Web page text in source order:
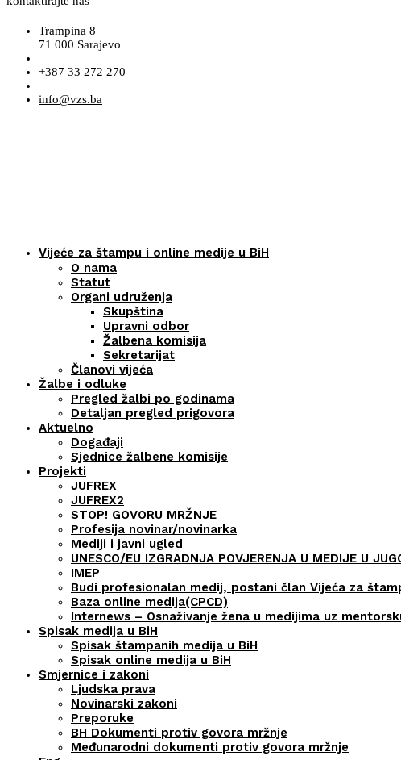
Trampina 8
71 000 Sarajevo
+387 33 272 270
info@vzs.ba
Vijeće za štampu i online medije u BiH
O nama
Statut
Organi udruženja
Skupština
Upravni odbor
Žalbena komisija
Sekretarijat
Članovi vijeća
Žalbe i odluke
Pregled žalbi po godinama
Detaljan pregled prigovora
Aktuelno
Događaji
Sjednice žalbene komisije
Projekti
JUFREX
JUFREX2
STOP! GOVORU MRŽNJE
Profesija novinar/novinarka
Mediji i javni ugled
UNESCO/EU IZGRADNJA POVJERENJA U MEDIJE U
IMEP
Budi profesionalan medij, postani član Vijeća za
Baza online medija(CPCD)
Internews – Osnaživanje žena u medijima uz
Spisak medija u BiH
Spisak štampanih medija u BiH
Spisak online medija u BiH
Smjernice i zakoni
Ljudska prava
Novinarski zakoni
Preporuke
BH Dokumenti protiv govora mržnje
Međunarodni dokumenti protiv govora mržnje